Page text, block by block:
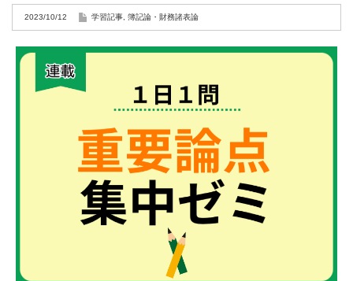
2023/10/12 学習記事 簿記論・財務諸表論